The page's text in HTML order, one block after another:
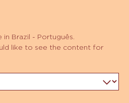
Brazil - Português.
like to see the content for